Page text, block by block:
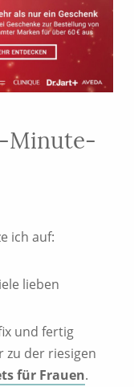
Minute-
ich auf:
lieben
und fertig
zu der riesigen
für Frauen.